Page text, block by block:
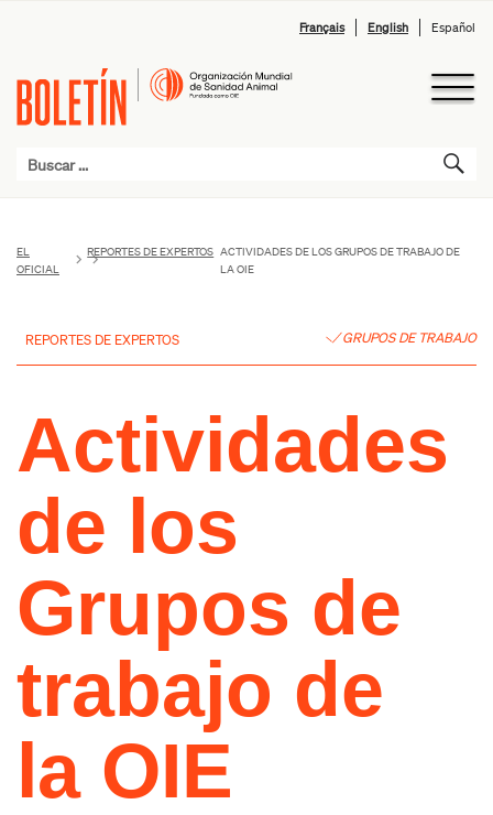
Français English Español
EL
OFICIAL
REPORTES DE EXPERTOS ACTIVIDADES DE LOS GRUPOS DE TRABAJO DE
LA OIE
REPORTES DE EXPERTOS GRUPOS DE TRABAJO
Actividades
de los
Grupos de
trabajo de
la OIE